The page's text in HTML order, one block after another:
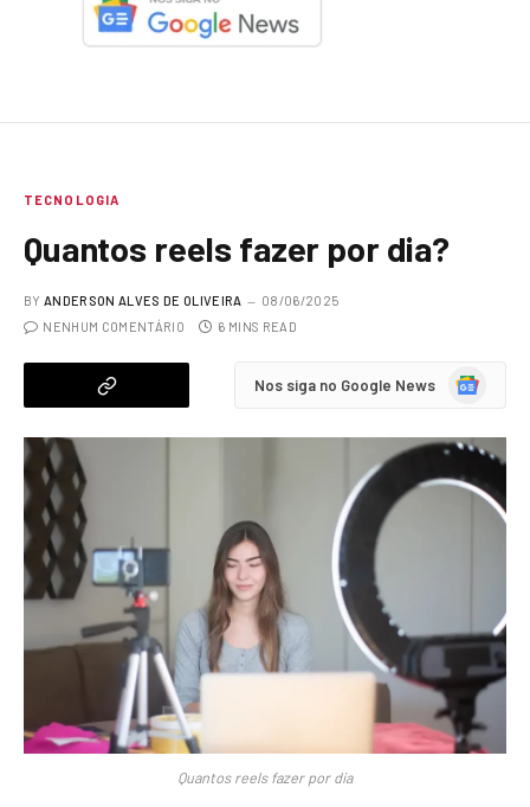
TECNOLOGIA
Quantos reels fazer por dia?
BY ANDERSON ALVES DE OLIVEIRA
08/06/2025
NENHUM COMENTÁRIO
6 MINS READ
Nos siga no Google News
Google
Quantos reels fazer por dia